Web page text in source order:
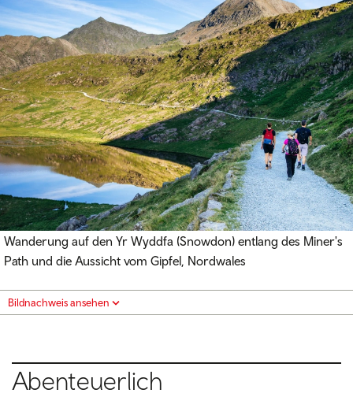
Wanderung auf den Yr Wyddfa (Snowdon) entlang des Miner's
Path und die Aussicht vom Gipfel, Nordwales
Bildnachweis ansehen
Abenteuerlich